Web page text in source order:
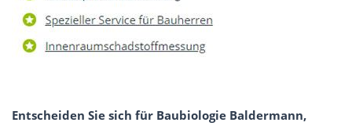
Entscheiden Sie sich für Baubiologie Baldermann,